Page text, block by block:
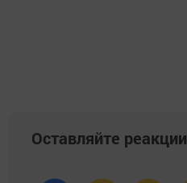
Оставляйте реакции